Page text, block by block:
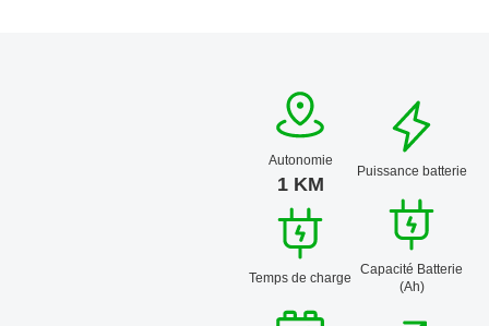
Autonomie
1 KM
Puissance batterie
Temps de charge
Capacité Batterie
(Ah)